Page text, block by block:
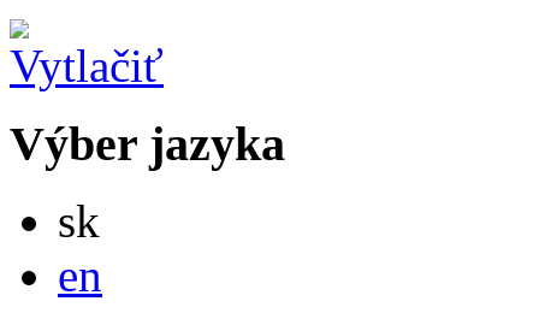
Výber jazyka
sk
en